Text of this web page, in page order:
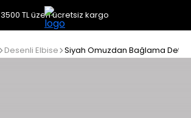
3500 TL üzeri ücretsiz kargo
Desenli Elbise Siyah Omuzdan Bağlama